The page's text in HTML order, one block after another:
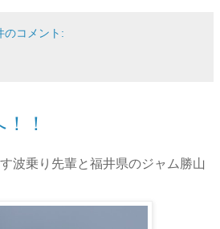
のコメント:
！
波乗り先輩と福井県のジャム勝山